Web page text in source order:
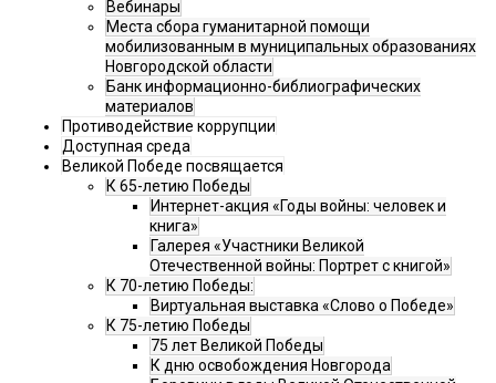
Вебинары
Места сбора гуманитарной помощи
мобилизованным в муниципальных образованиях
Новгородской области
Банк информационно-библиографических
материалов
Противодействие коррупции
Доступная среда
Великой Победе посвящается
К 65-летию Победы
Интернет-акция «Годы войны: человек и
книга»
Галерея «Участники Великой
Отечественной войны: Портрет с книгой»
К 70-летию Победы:
Виртуальная выставка «Слово о Победе»
К 75-летию Победы
75 лет Великой Победы
К дню освобождения Новгорода